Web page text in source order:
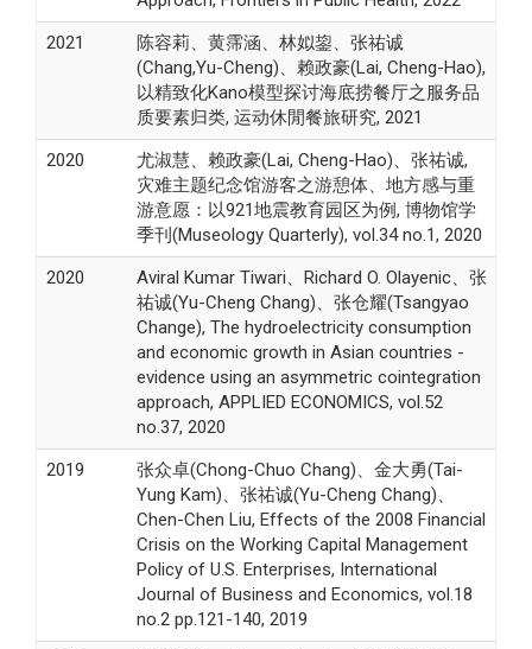
2021
陈容莉、黄霈涵、林姒鋆、张祐诚
(Chang,Yu-Cheng)、赖政豪(Lai, Cheng-Hao),
以精致化Kano模型探讨海底捞餐厅之服务品
质要素归类, 运动休閒餐旅研究, 2021
2020
尤淑慧、赖政豪(Lai, Cheng-Hao)、张祐诚,
灾难主题纪念馆游客之游憩体、地方感与重
游意愿：以921地震教育园区为例, 博物馆学
季刊(Museology Quarterly), vol.34 no.1, 2020
2020
Aviral Kumar Tiwari、Richard O. Olayenic、张
祐诚(Yu-Cheng Chang)、张仓耀(Tsangyao
Change), The hydroelectricity consumption
and economic growth in Asian countries -
evidence using an asymmetric cointegration
approach, APPLIED ECONOMICS, vol.52
no.37, 2020
2019
张众卓(Chong-Chuo Chang)、金大勇(Tai-
Yung Kam)、张祐诚(Yu-Cheng Chang)、
Chen-Chen Liu, Effects of the 2008 Financial
Crisis on the Working Capital Management
Policy of U.S. Enterprises, International
Journal of Business and Economics, vol.18
no.2 pp.121-140, 2019